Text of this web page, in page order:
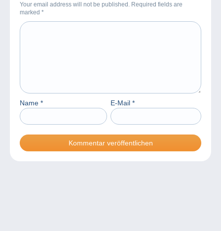
Your email address will not be published. Required fields are
marked *
Name * E-Mail *